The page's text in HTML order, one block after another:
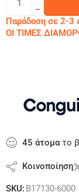
Παράδοση σε 2-3
ΟΙ ΤΙΜΕΣ
45 άτοματο
Κοινοποίηση
SKU: B17130-6000